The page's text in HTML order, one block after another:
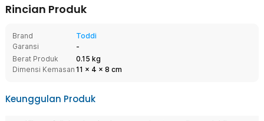
Rincian Produk
Brand
Toddi
Garansi
-
Berat Produk
0.15 kg
Dimensi Kemasan 11 x 4 x 8 cm
Keunggulan Produk